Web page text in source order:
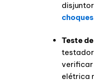
Teste
verificar
elétrica